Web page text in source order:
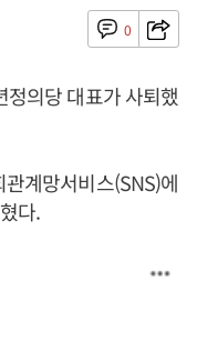
0
의당 대표가 사퇴했
계망서비스(SNS)에
다.